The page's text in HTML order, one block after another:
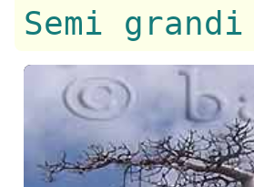
Semi